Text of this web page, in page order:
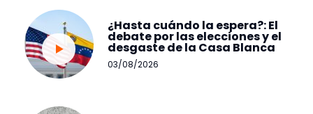
¿Hasta cuándo la espera?: El
debate por las elecciones y el
desgaste de la Casa Blanca
03/08/2026